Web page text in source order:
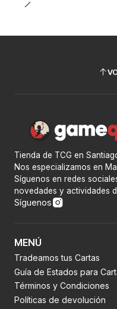
Tienda de TCG en
Nos especializamos en
Síguenos en redes
novedades y actividades
Síguenos
MENÚ
Tradeamos tus Cartas
Guía de Estados para
Términos y Condiciones
Políticas de devolución